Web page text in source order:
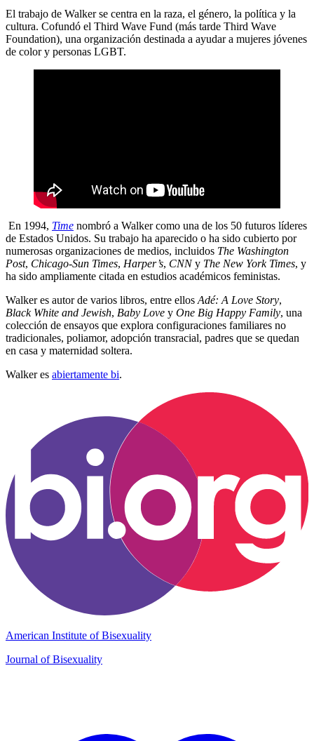
El trabajo de Walker se centra en la raza, el género, la política y la
cultura. Cofundó el Third Wave Fund (más tarde Third Wave
Foundation), una organización destinada a ayudar a mujeres jóvenes
de color y personas LGBT.
En 1994, Time nombró a Walker como una de los 50 futuros líderes
de Estados Unidos. Su trabajo ha aparecido o ha sido cubierto por
numerosas organizaciones de medios, incluidos The Washington
Post, Chicago-Sun Times, Harper’s, CNNy The New York Times, y
ha sido ampliamente citada en estudios académicos feministas.
Walker es autor de varios libros, entre ellos Adé: A Love Story,
Black White and Jewish, Baby Love y One Big Happy Family, una
colección de ensayos que explora configuraciones familiares no
tradicionales, poliamor, adopción transracial, padres que se quedan
en casa y maternidad soltera.
Walker es abiertamente bi.
American Institute of Bisexuality
Journal of Bisexuality